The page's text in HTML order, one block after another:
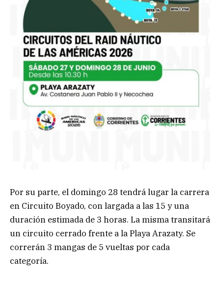
Por su parte, el domingo 28 tendrá lugar la carrera
en Circuito Boyado, con largada a las 15 y una
duración estimada de 3 horas. La misma transitará
un circuito cerrado frente a la Playa Arazaty. Se
correrán 3 mangas de 5 vueltas por cada
categoría.